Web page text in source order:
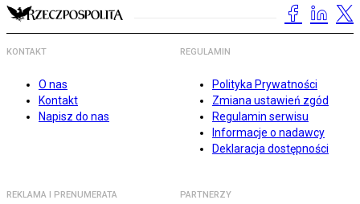
KONTAKT
O nas
Kontakt
Napisz do nas
REGULAMIN
Polityka Prywatności
Zmiana ustawień zgód
Regulamin serwisu
Informacje o nadawcy
Deklaracja dostępności
REKLAMA I PRENUMERATA PARTNERZY